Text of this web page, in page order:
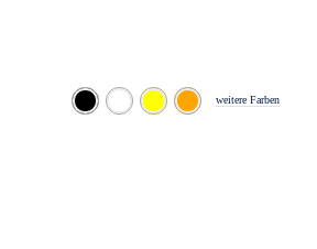
weitere Farben